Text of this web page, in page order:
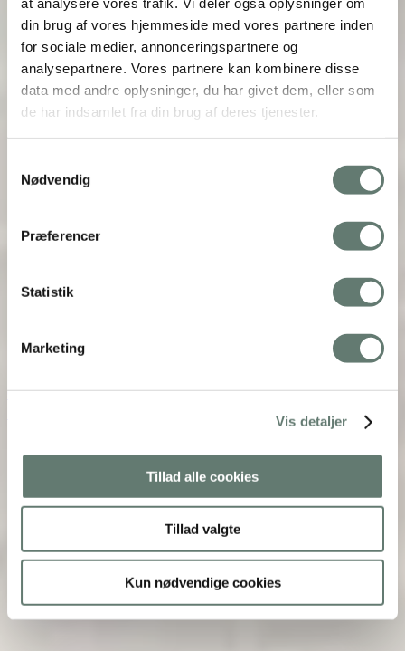
din brug af vores hjemmeside med vores partnere inden
for sociale medier, annonceringspartnere og
analysepartnere. Vores partnere kan kombinere disse
data med andre oplysninger, du har givet dem, eller som
de har indsamlet fra din brug af deres tjenester.
Nødvendig
Præferencer
Statistik
Marketing
Vis detaljer
Tillad alle cookies
Tillad valgte
Kun nødvendige cookies
Open post by rosemaimonide with ID